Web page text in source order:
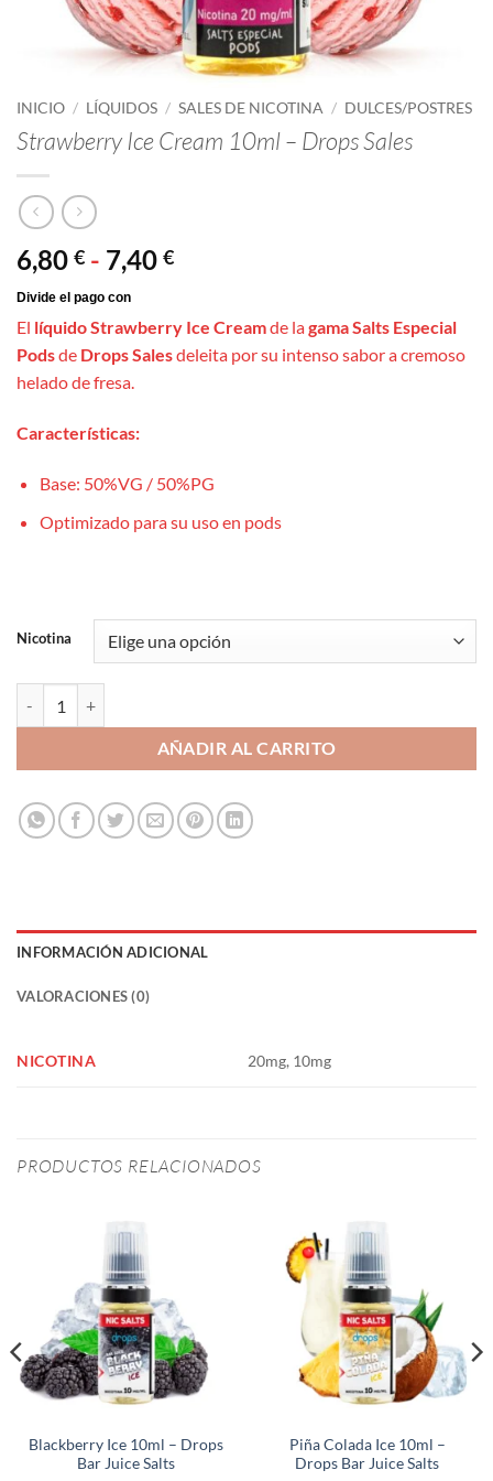
INICIO / LÍQUIDOS / SALES DE NICOTINA / DULCES/POSTRES
Strawberry Ice Cream 10ml – Drops Sales
6,80 € - 7,40 €Rango
desde
6,80 €
El líquido Strawberry Ice Creamde lagama Salts Especial
Podsde Drops Salesdeleita por su intenso sabor a cremoso
helado de fresa.
Características:
Base: 50%VG / 50%PG
Optimizado para su uso en pods
Nicotina
AÑADIR AL CARRITO
INFORMACIÓN ADICIONAL
VALORACIONES (0)
NICOTINA 20mg, 10mg
PRODUCTOS RELACIONADOS
Blackberry Ice 10ml – Drops
Bar Juice Salts
Piña Colada Ice 10ml –
Drops Bar Juice Salts